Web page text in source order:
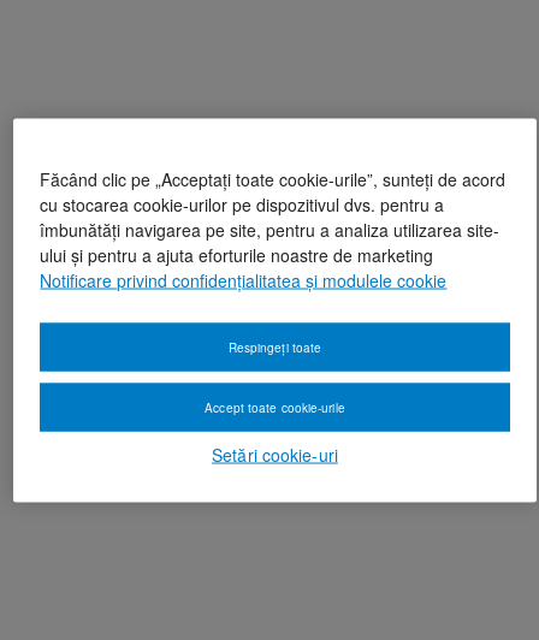
Făcând clic pe „Acceptați toate cookie-urile”, sunteți de acord
cu stocarea cookie-urilor pe dispozitivul dvs. pentru a
îmbunătăți navigarea pe site, pentru a analiza utilizarea site-
ului și pentru a ajuta eforturile noastre de marketing
Notificare privind confidențialitatea și modulele cookie
Setări cookie-uri
Respingeți toate
Accept toate cookie-urile